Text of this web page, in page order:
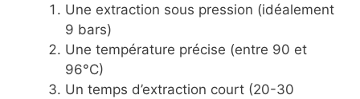
Une extraction sous pression (idéalement
9 bars)
Une température précise (entre 90 et
96°C)
Un temps d’extraction court (20-30